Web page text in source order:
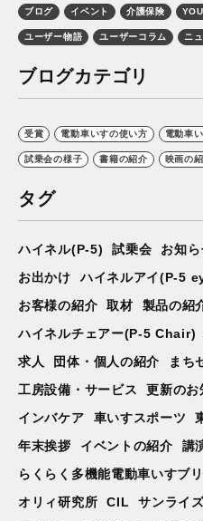
ブログ イベント 介護保険
ユーザー物語 ユーザーコラム ニ
ブログカテゴリ
受賞 電動車いすの使い方 電動車
試乗会の様子 書籍の紹介 映画の
タグ
ハイネル(P-5) 試乗会 お知
お出かけ
ハイネルアイ(P-5
お客様の紹介
取材
製品の紹
ハイネルチェアー(P-5 Chair)
求人
団体・個人の紹介 まち
工房設備・サービス
更新のお
インバケア
車いすスポーツ
年末挨拶
イベントの紹介
講
らくらく多機能電動車いすブ
オリィ研究所
CIL
サンライ